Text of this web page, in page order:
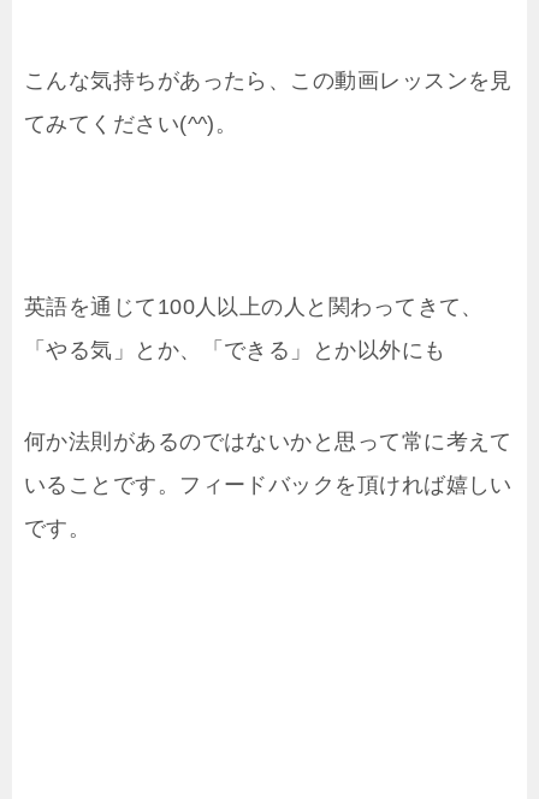
こんな気持ちがあったら、この動画レッスンを見
てみてください(^^)。
英語を通じて100人以上の人と関わってきて、
「やる気」とか、「できる」とか以外にも
何か法則があるのではないかと思って常に考えて
いることです。フィードバックを頂ければ嬉しい
です。